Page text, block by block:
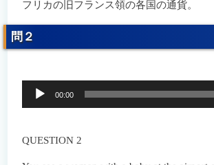
フリカの旧フランス領の各国の通貨。
問２
ー
00:00
QUESTION 2